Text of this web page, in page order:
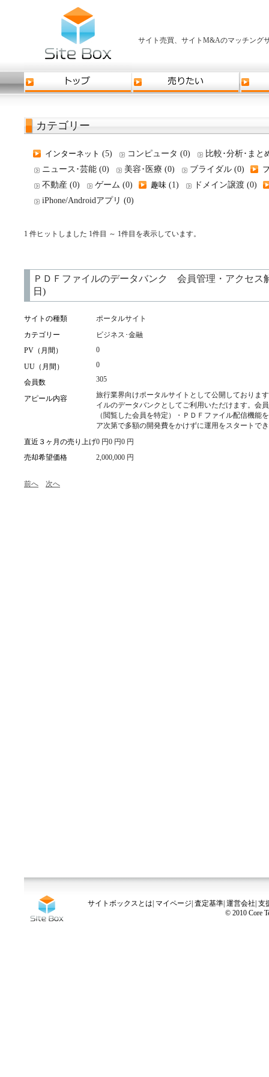
サイト売買、サイトM&Aのマッチング
カテゴリー
インターネット (5) コンピュータ (0)
比較･分析･まと
ニュース･芸能 (0)
美容･医療 (0) ブライダル (0)
不動産 (0)
ゲーム (0) 趣味 (1)
ドメイン譲渡 (0)
iPhone/Androidアプリ (0)
1 件ヒットしました 1件目 ～ 1件目を表示しています。
ＰＤＦファイルのデータバンク 会員管理・アクセス
日)
サイトの種類
ポータルサイト
カテゴリー
ビジネス･金融
PV（月間）
0
UU（月間）
0
会員数 305
アピール内容
旅行業界向けポータルサイトとして公開しておりま
イルのデータバンクとしてご利用いただけます。会
（閲覧した会員を特定）・ＰＤＦファイル配信機能
ア次第で多額の開発費をかけずに運用をスタートで
直近３ヶ月の売り上げ0 円0 円0 円
売却希望価格
2,000,000 円
前へ 次へ
サイトボックスとは マイページ 査定基準 運営会社 支
© 2010 Core